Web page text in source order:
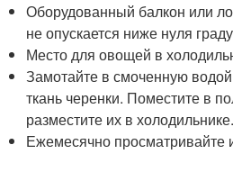
Оборудованный балкон или
не опускается ниже нуля
Место для овощей в
Замотайте в смоченную
ткань черенки. Поместите в
разместите их в холодильнике.
Ежемесячно просматривайте